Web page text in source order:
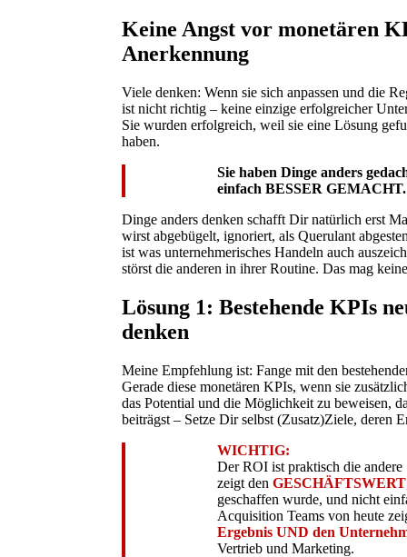
Keine Angst vor monetären
Anerkennung
Viele denken: Wenn sie sich anpassen und die
ist nicht richtig – keine einzige erfolgreicher
Sie wurden erfolgreich, weil sie eine Lösung
haben.
Sie haben Dinge anders
einfach BESSER GEMACHT.
Dinge anders denken schafft Dir natürlich erst
wirst abgebügelt, ignoriert, als Querulant
ist was unternehmerisches Handeln auch
störst die anderen in ihrer Routine. Das mag
Lösung 1: Bestehende KPIs
denken
Meine Empfehlung ist: Fange mit den
Gerade diese monetären KPIs, wenn sie
das Potential und die Möglichkeit zu beweisen,
beiträgst – Setze Dir selbst (Zusatz)Ziele, deren
WICHTIG:
Der ROI ist praktisch die
zeigt den GESCHÄFTSWERT
geschaffen wurde, und nicht
Acquisition Teams von heute
Ergebnis UND den
Vertrieb und Marketing.